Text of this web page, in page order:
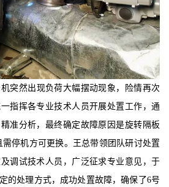
突然出现负荷大幅摆动现象，险情再次
指挥各专业技术人员开展处置工作，通
准分析，最终确定故障原因是旋转隔板
停机方可更换。王总带领团队研讨处置
调试技术人员，广泛征求专业意见，于
的处理方式，成功处置故障，确保了6号